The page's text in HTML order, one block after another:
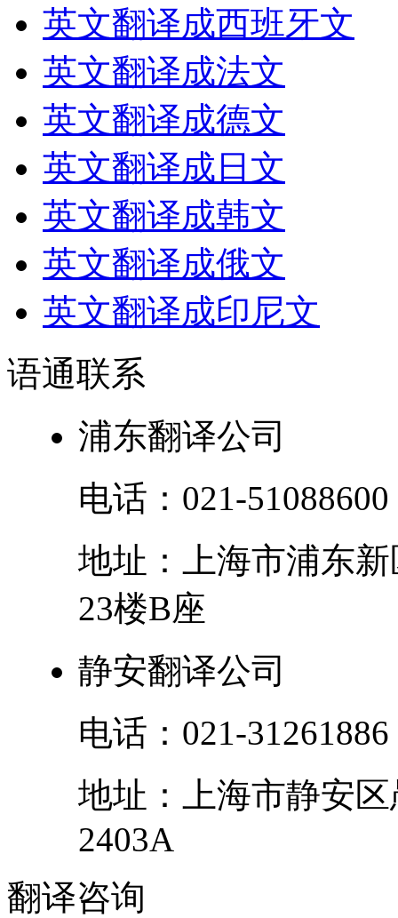
英文翻译成西班牙文
英文翻译成法文
英文翻译成德文
英文翻译成日文
英文翻译成韩文
英文翻译成俄文
英文翻译成印尼文
语通联系
浦东翻译公司
电话： 021-51088600
地址：
上海市浦东新
23楼B座
静安翻译公司
电话： 021-31261886
地址：
上海市静安区
2403A
翻译咨询